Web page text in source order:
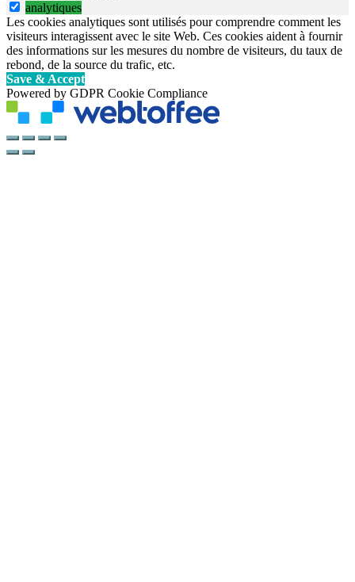
analytiques
Les cookies analytiques sont utilisés pour comprendre comment les
visiteurs interagissent avec le site Web. Ces cookies aident à fournir
des informations sur les mesures du nombre de visiteurs, du taux de
rebond, de la source du trafic, etc.
Save & Accept
Powered by GDPR Cookie Compliance